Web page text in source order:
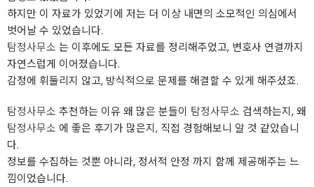
하지만 이 자료가 있었기에 저는 더 이상 내면의 소모적인 의심에서
벗어날 수 있었습니다.
탐정사무소 는 이후에도 모든 자료를 정리해주었고, 변호사 연결까지
자연스럽게 이어졌습니다.
감정에 휘둘리지 않고, 방식적으로 문제를 해결할 수 있게 해주셨죠.
탐정사무소 추천하는 이유 왜 많은 분들이 탐정사무소 검색하는지, 왜
탐정사무소 에 좋은 후기가 많은지, 직접 경험해보니 알 것 같았습니
다.
정보를 수집하는 것뿐 아니라, 정서적 안정 까지 함께 제공해주는 느
낌이었습니다.